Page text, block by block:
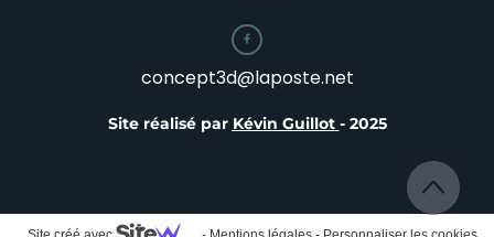

concept3d@laposte.net
Site réalisé par Kévin Guillot - 2025